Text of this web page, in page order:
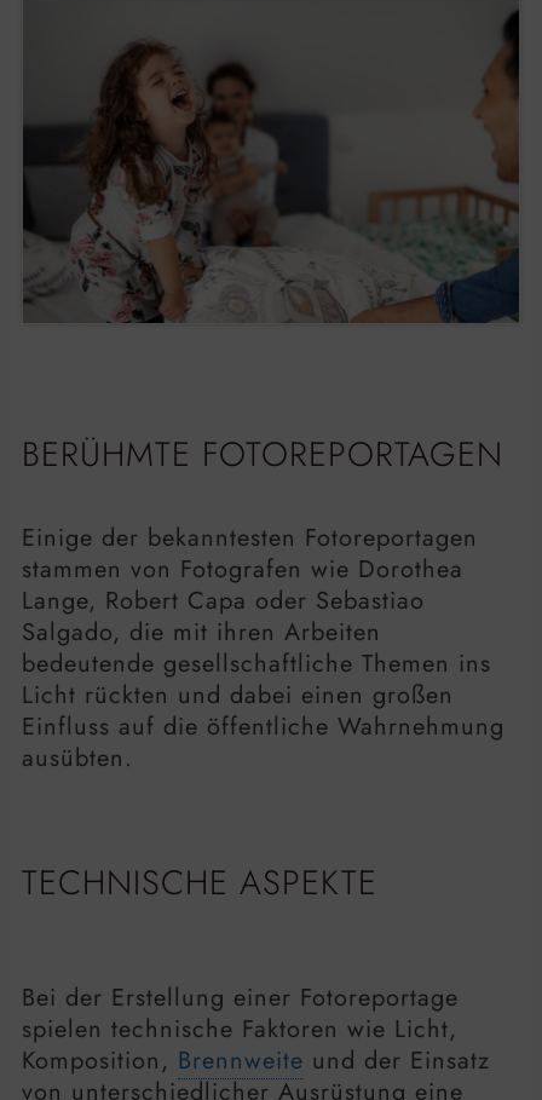
BERÜHMTE FOTOREPORTAGEN
Einige der bekanntesten Fotoreportagen
stammen von Fotografen wie Dorothea
Lange, Robert Capa oder Sebastiao
Salgado, die mit ihren Arbeiten
bedeutende gesellschaftliche Themen ins
Licht rückten und dabei einen großen
Einfluss auf die öffentliche Wahrnehmung
ausübten.
TECHNISCHE ASPEKTE
Bei der Erstellung einer Fotoreportage
spielen technische Faktoren wie Licht,
Komposition, Brennweite und der Einsatz
von unterschiedlicher Ausrüstung eine